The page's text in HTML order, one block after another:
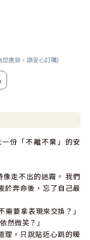
進貨，請安心訂購)
份「不離不棄」的安
走不出的迷霧。 我們
於奔命後，忘了自己最
要拿表現來交換？」
然微笑？」
理，只說貼近心跳的暖